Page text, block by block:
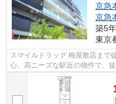
京急
京急
築5
東京
スマイルドラッグ 梅屋敷店まで
心。高ニーズな駅近の物件で、
可能な物件なので、用途や行き